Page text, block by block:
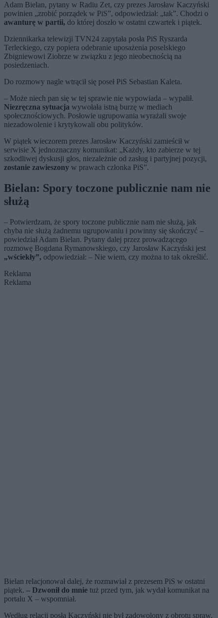
Adam Bielan, pytany w Radiu Zet, czy prezes Jarosław Kaczyński
powinien „zrobić porządek w PiS”, odpowiedział: „tak”. Chodzi o
awanturę w partii, do której doszło w ostatni czwartek i piątek.
Dziennikarka telewizji TVN24 zapytała posła PiS Ryszarda
Terleckiego, czy popiera odebranie uposażenia poselskiego
Zbigniewowi Ziobrze w związku z jego nieobecnością na
posiedzeniach.
Do rozmowy nagle wtrącił się poseł PiS Sebastian Kaleta.
– Może niech pan się w tej sprawie nie wypowiada – wypalił.
Niezręczna sytuacja wywołała istną burzę w mediach
społecznościowych. Posłowie ugrupowania wyrażali swoje
niezadowolenie i krytykowali obu polityków.
W piątek wieczorem prezes Jarosław Kaczyński zamieścił w
serwisie X jednoznaczny komunikat: „Każdy, kto zabierze w tej
szkodliwej dyskusji głos, niezależnie od zasług i partyjnej pozycji,
zostanie zawieszony w prawach członka PiS”.
Bielan: Spory toczone publicznie nam nie
służą
– Potwierdzam, że spory toczone publicznie nam nie służą, jak
chyba nie służą żadnemu ugrupowaniu i powinny się skończyć –
powiedział Adam Bielan. Pytany dalej przez prowadzącego
rozmowę Bogdana Rymanowskiego, czy Jarosław Kaczyński jest
„wściekły”, odpowiedział: – Nie wiem, czy można to tak określić.
Reklama
Reklama
Bielan relacjonował dalej, że rozmawiał z prezesem PiS w ostatni
piątek. – Dzwonił do mnie tuż przed tym, jak wydał komunikat na
portalu X – wspomniał.
Według relacji posła Kaczyński nie był zadowolony z obrotu spraw.